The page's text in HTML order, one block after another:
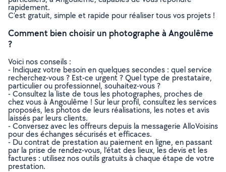
rapidement.
C’est gratuit, simple et rapide pour réaliser tous vos projets !
Comment bien choisir un photographe à Angoulême
?
Voici nos conseils :
- Indiquez votre besoin en quelques secondes : quel service
recherchez-vous ? Est-ce urgent ? Quel type de prestataire,
particulier ou professionnel, souhaitez-vous ?
- Consultez la liste de tous les photographes, proches de
chez vous à Angoulême ! Sur leur profil, consultez les services
proposés, les photos de leurs réalisations, les notes et avis
laissés par leurs clients.
- Conversez avec les offreurs depuis la messagerie AlloVoisins
pour des échanges sécurisés et efficaces.
- Du contrat de prestation au paiement en ligne, en passant
par la prise de rendez-vous, l’état des lieux, les devis et les
factures : utilisez nos outils gratuits à chaque étape de votre
prestation.